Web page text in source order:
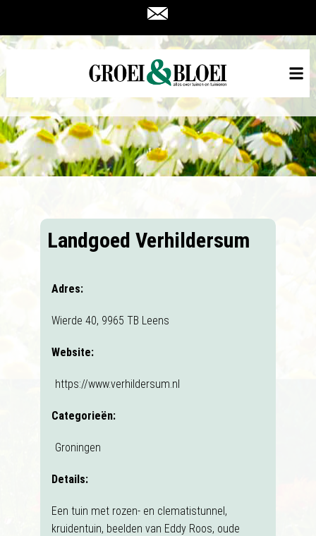
Landgoed Verhildersum
Adres:
Wierde 40, 9965 TB Leens
Website:
https://www.verhildersum.nl
Categorieën:
Groningen
Details:
Een tuin met rozen- en clematistunnel,
kruidentuin, beelden van Eddy Roos, oude